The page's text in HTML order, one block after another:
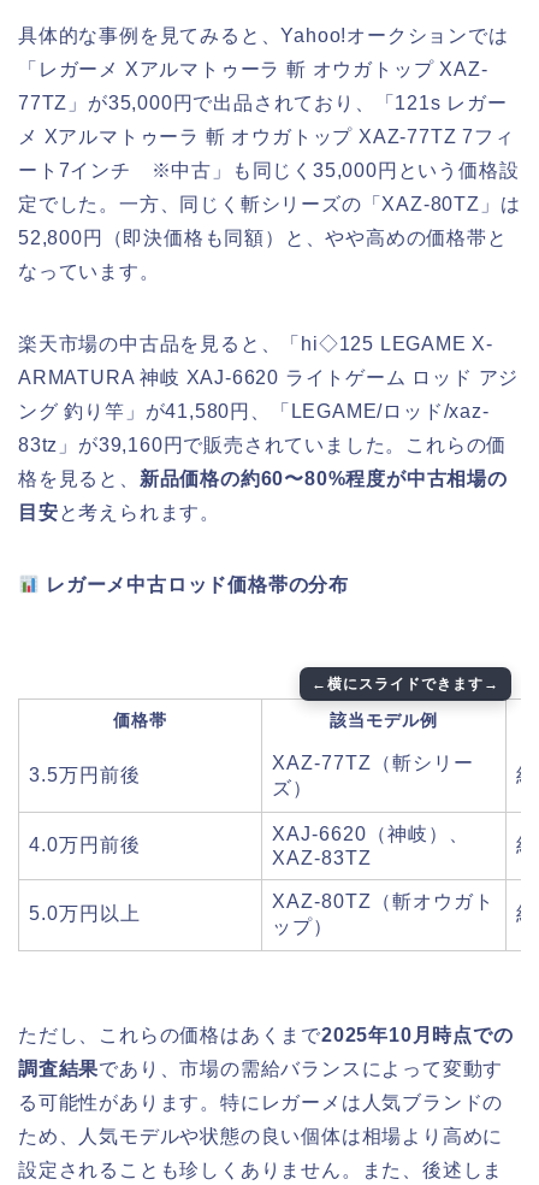
具体的な事例を見てみると、Yahoo!オークションでは
「レガーメ Xアルマトゥーラ 斬 オウガトップ XAZ-
77TZ」が35,000円で出品されており、「121s レガー
メ Xアルマトゥーラ 斬 オウガトップ XAZ-77TZ 7フィ
ート7インチ ※中古」も同じく35,000円という価格設
定でした。一方、同じく斬シリーズの「XAZ-80TZ」は
52,800円（即決価格も同額）と、やや高めの価格帯と
なっています。
楽天市場の中古品を見ると、「hi◇125 LEGAME X-
ARMATURA 神岐 XAJ-6620 ライトゲーム ロッド アジ
ング 釣り竿」が41,580円、「LEGAME/ロッド/xaz-
83tz」が39,160円で販売されていました。これらの価
格を見ると、 新品価格の約60〜80%程度が中古相場の
目安と考えられます。
レガーメ中古ロッド価格帯の分布
価格帯 該当モデル例
3.5万円前後
XAZ-77TZ（斬シリー
ズ）
4.0万円前後
XAJ-6620（神岐）、
XAZ-83TZ
5.0万円以上
XAZ-80TZ（斬オウガト
ップ）
ただし、これらの価格はあくまで2025年10月時点での
調査結果であり、市場の需給バランスによって変動す
る可能性があります。特にレガーメは人気ブランドの
ため、人気モデルや状態の良い個体は相場より高めに
設定されることも珍しくありません。また、後述しま